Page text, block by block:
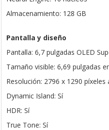
Almacenamiento: 128 GB
Pantalla y diseño
Pantalla: 6,7 pulgadas OLED
Tamaño visible: 6,69 pulgadas
Resolución: 2796 x 1290 píxeles
Dynamic Island: Sí
HDR: Sí
True Tone: Sí